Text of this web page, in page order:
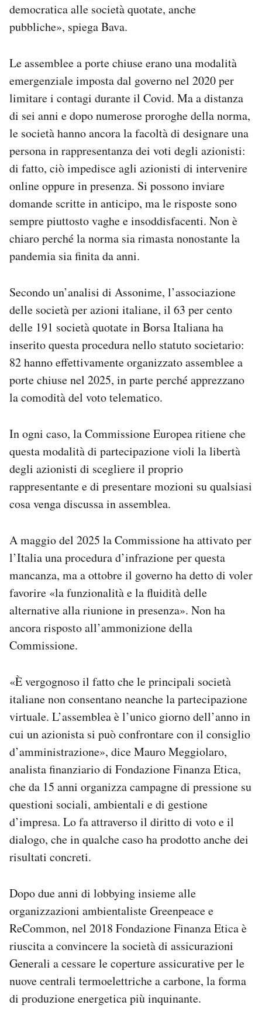
democratica alle società quotate, anche
pubbliche», spiega Bava.
Le assemblee a porte chiuse erano una modalità
emergenziale imposta dal governo nel 2020 per
limitare i contagi durante il Covid. Ma a distanza
di sei anni e dopo numerose proroghe della norma,
le società hanno ancora la facoltà di designare una
persona in rappresentanza dei voti degli azionisti:
di fatto, ciò impedisce agli azionisti di intervenire
online oppure in presenza. Si possono inviare
domande scritte in anticipo, ma le risposte sono
sempre piuttosto vaghe e insoddisfacenti. Non è
chiaro perché la norma sia rimasta nonostante la
pandemia sia finita da anni.
Secondo un’analisi di Assonime, l’associazione
delle società per azioni italiane, il 63 per cento
delle 191 società quotate in Borsa Italiana ha
inserito questa procedura nello statuto societario:
82 hanno effettivamente organizzato assemblee a
porte chiuse nel 2025, in parte perché apprezzano
la comodità del voto telematico.
In ogni caso, la Commissione Europea ritiene che
questa modalità di partecipazione violi la libertà
degli azionisti di scegliere il proprio
rappresentante e di presentare mozioni su qualsiasi
cosa venga discussa in assemblea.
A maggio del 2025 la Commissione ha attivato per
l’Italia una procedura d’infrazione per questa
mancanza, ma a ottobre il governo ha detto di voler
favorire «la funzionalità e la fluidità delle
alternative alla riunione in presenza». Non ha
ancora risposto all’ammonizione della
Commissione.
«È vergognoso il fatto che le principali società
italiane non consentano neanche la partecipazione
virtuale. L’assemblea è l’unico giorno dell’anno in
cui un azionista si può confrontare con il consiglio
d’amministrazione», dice Mauro Meggiolaro,
analista finanziario di Fondazione Finanza Etica,
che da 15 anni organizza campagne di pressione su
questioni sociali, ambientali e di gestione
d’impresa. Lo fa attraverso il diritto di voto e il
dialogo, che in qualche caso ha prodotto anche dei
risultati concreti.
Dopo due anni di lobbying insieme alle
organizzazioni ambientaliste Greenpeace e
ReCommon, nel 2018 Fondazione Finanza Etica è
riuscita a convincere la società di assicurazioni
Generali a cessare le coperture assicurative per le
nuove centrali termoelettriche a carbone, la forma
di produzione energetica più inquinante.